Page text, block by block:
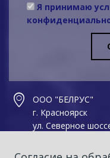
Я принимаю
ООО "БЕЛРУС"
г. Красноярск
ул. Северное